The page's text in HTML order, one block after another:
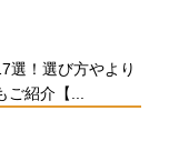
選！選び方やより
紹介【...